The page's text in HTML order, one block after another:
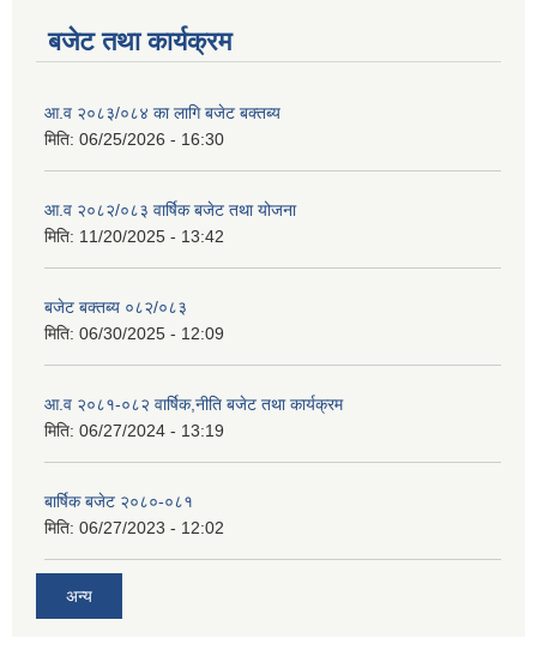
बजेट तथा कार्यक्रम
आ.व २०८३/०८४ का लागि बजेट बक्तब्य
मिति: 06/25/2026 - 16:30
आ.व २०८२/०८३ वार्षिक बजेट तथा योजना
मिति: 11/20/2025 - 13:42
बजेट बक्तब्य ०८२/०८३
मिति: 06/30/2025 - 12:09
आ.व २०८१-०८२ वार्षिक,नीति बजेट तथा कार्यक्रम
मिति: 06/27/2024 - 13:19
बार्षिक बजेट २०८०-०८१
मिति: 06/27/2023 - 12:02
अन्य